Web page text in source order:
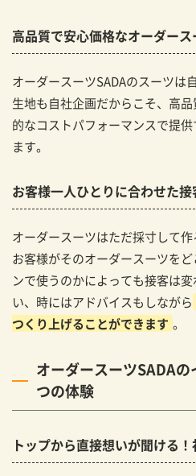
高品質で安心価格なオーダース
オーダースーツSADAのスーツは
生地も自社企画だからこそ、高
的なコストパフォーマンスで提
ます。
お客様一人ひとりに合わせた
オーダースーツはただ採寸して作
お客様がそのオーダースーツを
ンで使うのかによっても接客は
い、時にはアドバイスもしながら
つくり上げることができます 。
オーダースーツSADA
つの体験
トップから直接想いが聞ける